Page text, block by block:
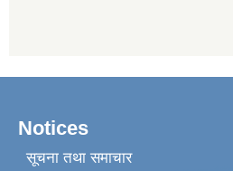
Notices
सूचना तथा समाचार